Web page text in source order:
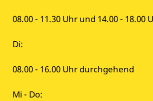
08.00 - 11.30 Uhr und 14.00 - 18.00
Di:
08.00 - 16.00 Uhr durchgehend
Mi - Do: